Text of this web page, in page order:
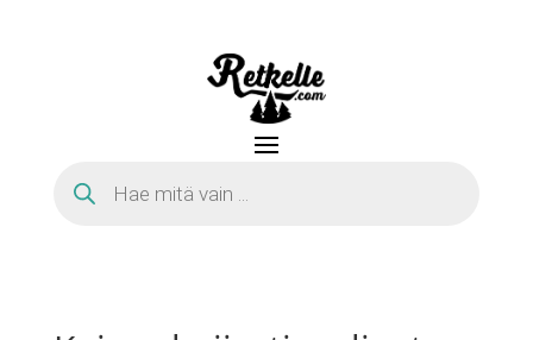
search